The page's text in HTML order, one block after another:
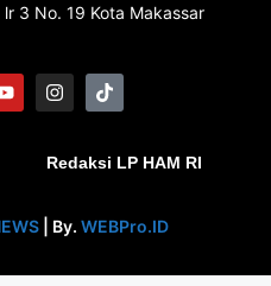
3 No. 19 Kota Makassar
Redaksi LP HAM RI
| By. WEBPro.ID